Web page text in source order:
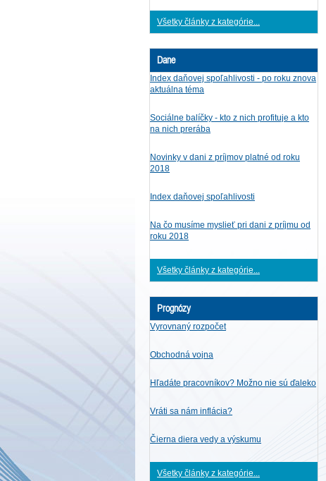
Všetky články z kategórie...
Dane
Index daňovej spoľahlivosti - po roku znova
aktuálna téma
Sociálne balíčky - kto z nich profituje a kto
na nich prerába
Novinky v dani z príjmov platné od roku
2018
Index daňovej spoľahlivosti
Na čo musíme myslieť pri dani z príjmu od
roku 2018
Všetky články z kategórie...
Prognózy
Vyrovnaný rozpočet
Obchodná vojna
Hľadáte pracovníkov? Možno nie sú ďaleko
Vráti sa nám inflácia?
Čierna diera vedy a výskumu
Všetky články z kategórie...